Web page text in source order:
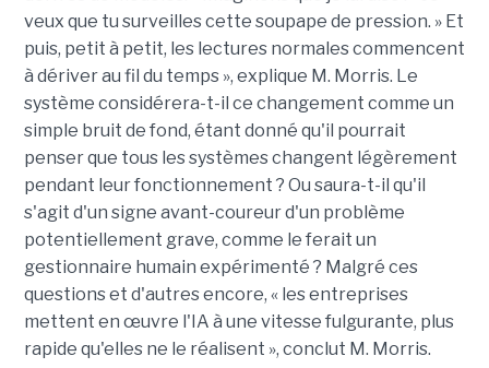
veux que tu surveilles cette soupape de pression. » Et
puis, petit à petit, les lectures normales commencent
à dériver au fil du temps », explique M. Morris. Le
système considérera-t-il ce changement comme un
simple bruit de fond, étant donné qu'il pourrait
penser que tous les systèmes changent légèrement
pendant leur fonctionnement ? Ou saura-t-il qu'il
s'agit d'un signe avant-coureur d'un problème
potentiellement grave, comme le ferait un
gestionnaire humain expérimenté ? Malgré ces
questions et d'autres encore, « les entreprises
mettent en œuvre l'IA à une vitesse fulgurante, plus
rapide qu'elles ne le réalisent », conclut M. Morris.